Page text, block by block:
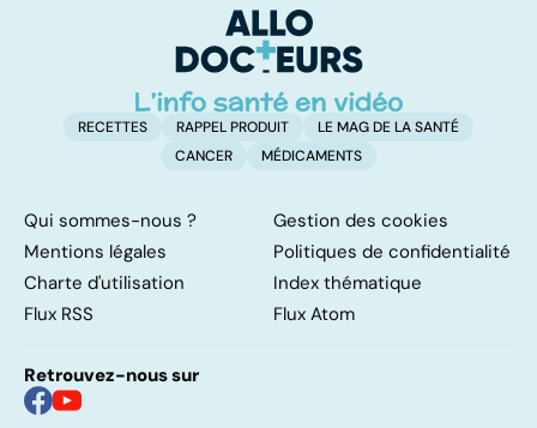
d'angine ?
RECETTES RAPPEL PRODUIT
LE MAG DE LA SANTÉ
CANCER
MÉDICAMENTS
Qui sommes-nous ?
Gestion des cookies
Mentions légales
Politiques de confidentialité
Charte d'utilisation
Index thématique
Flux RSS
Flux Atom
Retrouvez-nous sur